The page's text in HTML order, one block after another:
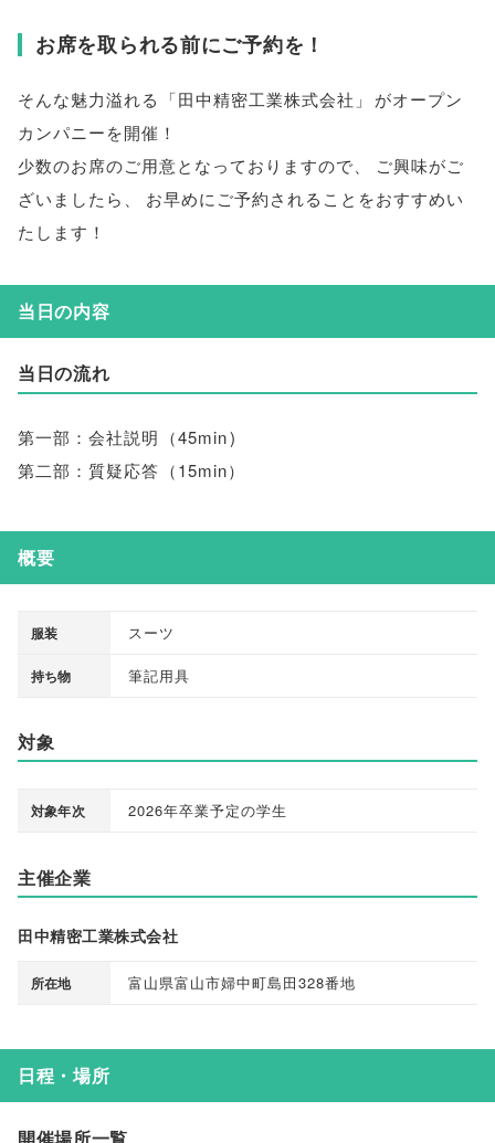
お席を取られる前にご予約を！
そんな魅力溢れる 「田中精密工業株式会社 」
がオープン
カンパニーを開催！
少数のお席のご用意となっておりますので
ご興味がご
ざいましたら
お早めにご予約されることをおすすめい
たします！
当日の内容
当日の流れ
第一部：会社説明 （45min)
第二部：質疑応答 （15min）
概要
服装 スーツ
持ち物 筆記用具
対象
対象年次 2026年卒業予定の学生
主催企業
田中精密工業株式会社
所在地 富山県富山市婦中町島田328番地
日程・場所
開催場所一覧